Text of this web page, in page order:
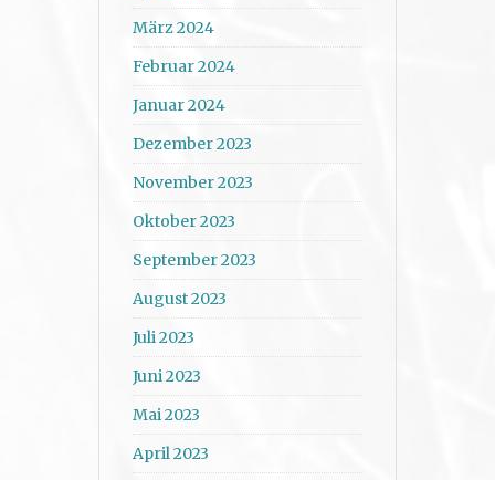
März 2024
Februar 2024
Januar 2024
Dezember 2023
November 2023
Oktober 2023
September 2023
August 2023
Juli 2023
Juni 2023
Mai 2023
April 2023